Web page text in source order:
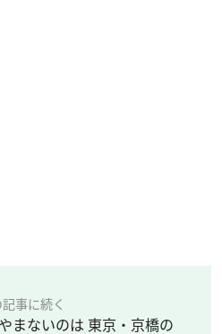
事に続く
まないのは 東京・京橋の